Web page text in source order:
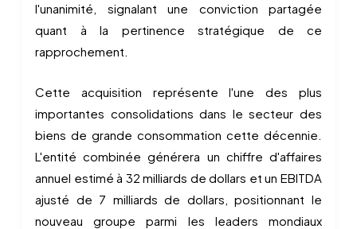
l'unanimité, signalant une conviction partagée
quant à la pertinence stratégique de ce
rapprochement.
Cette acquisition représente l'une des plus
importantes consolidations dans le secteur des
biens de grande consommation cette décennie.
L'entité combinée générera un chiffre d'affaires
annuel estimé à 32 milliards de dollars et un EBITDA
ajusté de 7 milliards de dollars, positionnant le
nouveau groupe parmi les leaders mondiaux